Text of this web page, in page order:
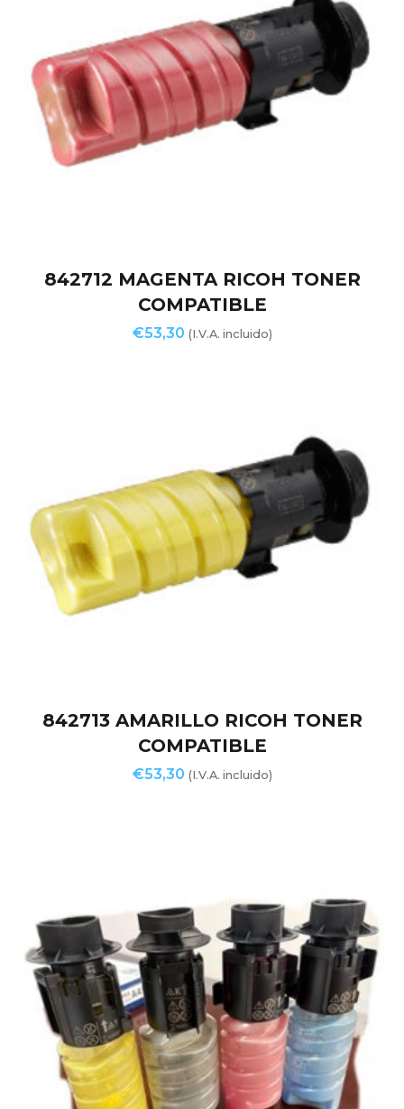
842712 MAGENTA RICOH TONER
COMPATIBLE
€53,30 (I.V.A. incluido)
842713 AMARILLO RICOH TONER
COMPATIBLE
€53,30 (I.V.A. incluido)